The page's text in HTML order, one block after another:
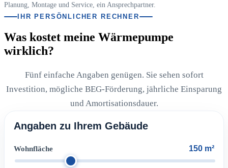
Planung, Montage und Service, ein Ansprechpartner.
IHR PERSÖNLICHER RECHNER
Was kostet meine Wärmepumpe
wirklich?
Fünf einfache Angaben genügen. Sie sehen sofort
Investition, mögliche BEG-Förderung, jährliche Einsparung
und Amortisationsdauer.
Angaben zu Ihrem Gebäude
Wohnfläche 150 m²